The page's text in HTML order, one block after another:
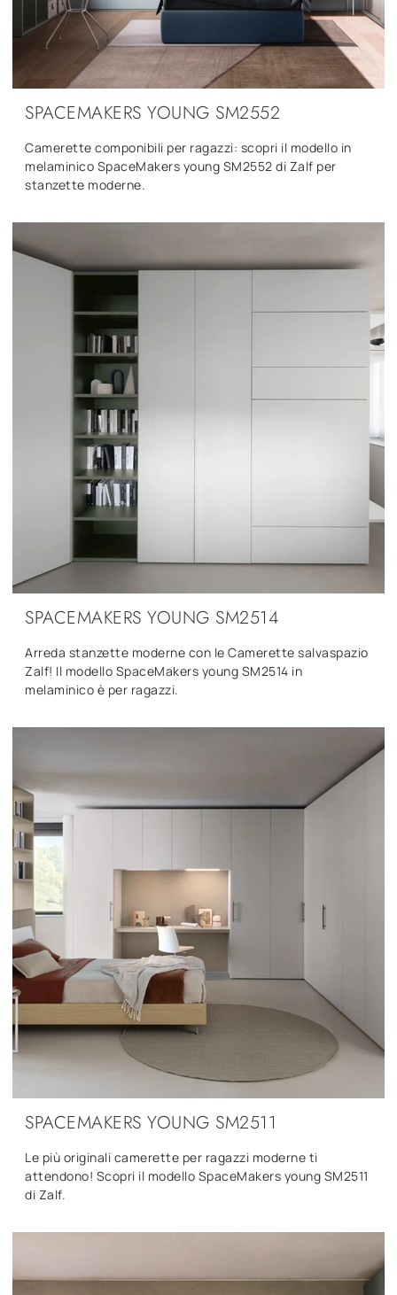
SPACEMAKERS YOUNG SM2552
Camerette componibili per ragazzi: scopri il modello in
melaminico SpaceMakers young SM2552 di Zalf per
stanzette moderne.
SPACEMAKERS YOUNG SM2514
Arreda stanzette moderne con le Camerette salvaspazio
Zalf! Il modello SpaceMakers young SM2514 in
melaminico è per ragazzi.
SPACEMAKERS YOUNG SM2511
Le più originali camerette per ragazzi moderne ti
attendono! Scopri il modello SpaceMakers young SM2511
di Zalf.